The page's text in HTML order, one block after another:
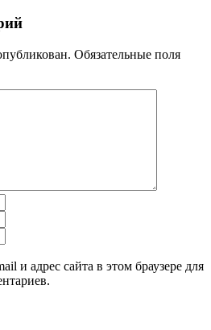
Обязательные поля
и адрес сайта в этом браузере для